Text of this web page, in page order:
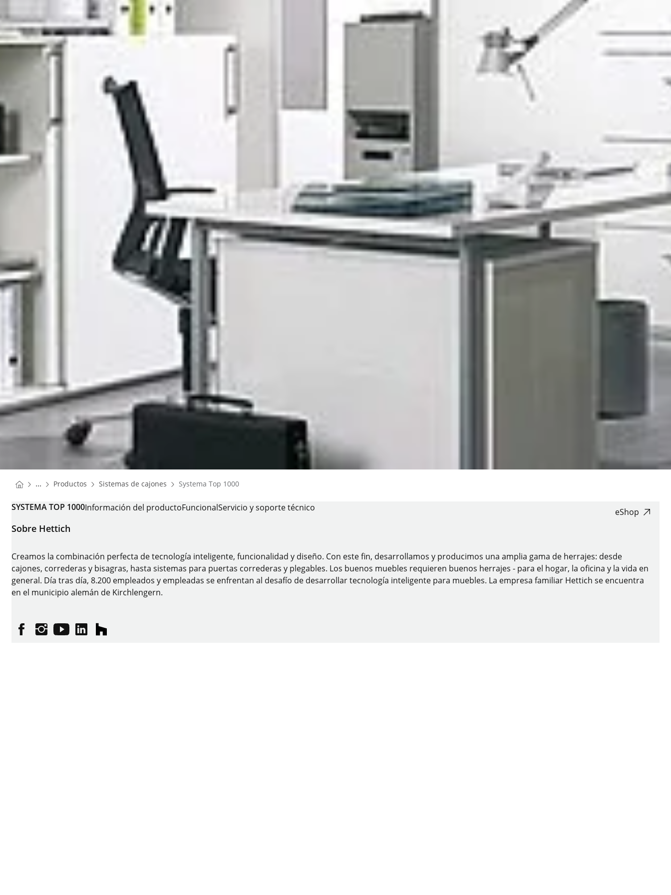
You are here:
Homepage
... Productos Homepage
Sistemas de cajones Homepage
Systema Top 1000
SYSTEMA TOP 1000Información del productoFuncionalServicio y soporte técnico eShop
Sobre Hettich
Creamos la combinación perfecta de tecnología inteligente, funcionalidad y diseño. Con este fin, desarrollamos y producimos una amplia gama de herrajes: desde
cajones, correderas y bisagras, hasta sistemas para puertas correderas y plegables. Los buenos muebles requieren buenos herrajes - para el hogar, la oficina y la vida en
general. Día tras día, 8.200 empleados y empleadas se enfrentan al desafío de desarrollar tecnología inteligente para muebles. La empresa familiar Hettich se encuentra
en el municipio alemán de Kirchlengern.
FacebookInstagram
YouTubelinkedinhouzz